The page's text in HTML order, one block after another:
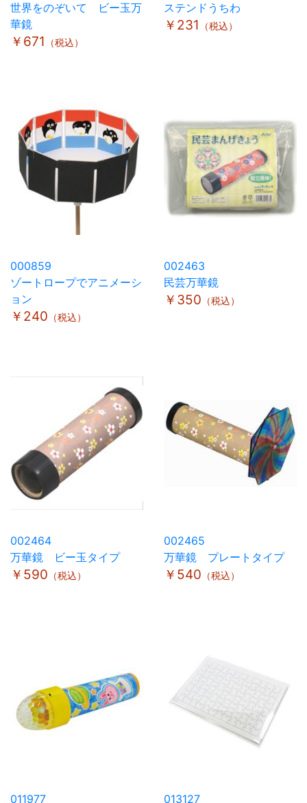
世界をのぞいて ビー玉万
華鏡
￥671 （税込）
ステンドうちわ
￥231 （税込）
000859
ゾートロープでアニメーシ
ョン
￥240 （税込）
002463
民芸万華鏡
￥350 （税込）
002464
万華鏡 ビー玉タイプ
￥590 （税込）
002465
万華鏡 プレートタイプ
￥540 （税込）
011977 013127